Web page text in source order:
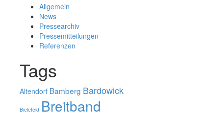
Allgemein
News
Pressearchiv
Pressemitteilungen
Referenzen
Tags
Altendorf Bamberg Bardowick
Bielefeld Breitband